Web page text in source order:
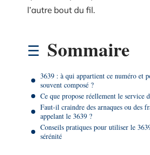
l’autre bout du fil.
Sommaire
3639 : à qui appartient ce numéro et
souvent composé ?
Ce que propose réellement le service
Faut-il craindre des arnaques ou des
appelant le 3639 ?
Conseils pratiques pour utiliser le
sérénité